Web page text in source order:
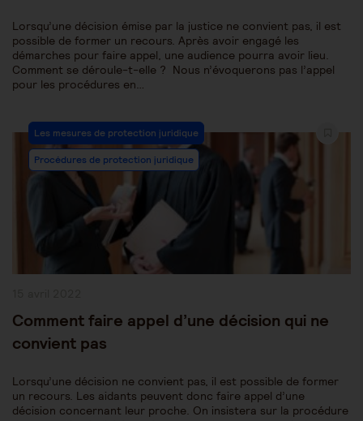
Lorsqu’une décision émise par la justice ne convient pas, il est
possible de former un recours. Après avoir engagé les
démarches pour faire appel, une audience pourra avoir lieu.
Comment se déroule-t-elle ? Nous n’évoquerons pas l’appel
pour les procédures en…
Post
Category:
Les mesures de protection juridique
Procédures de protection juridique
Comment faire appel d’une décision qui ne
convient pas
Lorsqu’une décision ne convient pas, il est possible de former
un recours. Les aidants peuvent donc faire appel d’une
décision concernant leur proche. On insistera sur la procédure